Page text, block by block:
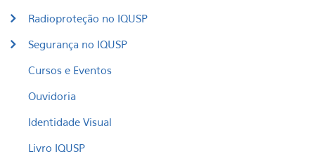
Radioproteção no IQUSP
Segurança no IQUSP
Cursos e Eventos
Ouvidoria
Identidade Visual
Livro IQUSP